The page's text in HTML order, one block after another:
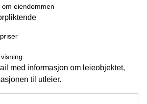
eiendommen
med informasjon om leieobjektet,
til utleier.